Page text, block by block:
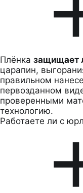
Плёнка защищает
царапин,
правильном
первозданном
проверенными
технологию.
Работаете ли с